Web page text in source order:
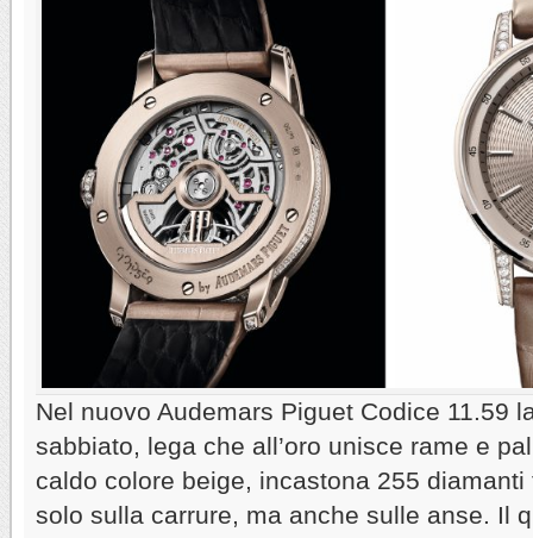
Nel nuovo Audemars Piguet Codice 11.59
sabbiato, lega che all’oro unisce rame e
caldo colore beige, incastona 255
solo sulla carrure, ma anche sulle anse. Il